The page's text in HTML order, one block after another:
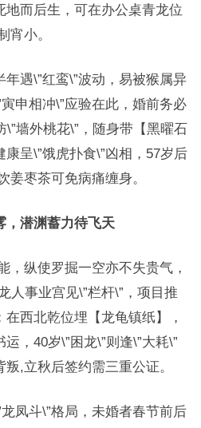
地而后生，可在办公桌青龙位
宵小。
遇\”红鸾\”波动，易被猴属异
申相冲\”应验在此，婚前务必
墙外桃花\”，随身带【黑曜石
呈\”饿虎扑食\”凶相，57岁后
姜枣茶可免病痛缠身。
，潜渊蓄力待飞天
，纵使罗掘一空亦不失贵气，
人事业宫见\”栏杆\”，项目推
西北乾位埋【龙龟镇纸】，
，40岁\”困龙\”则逢\”大耗\”
,立秋后签约需三重公证。
凤斗\”格局，未婚者春节前后